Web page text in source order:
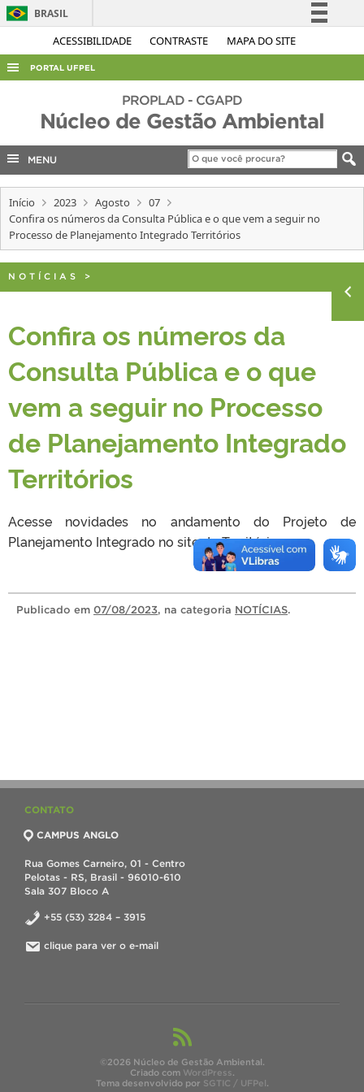
ACESSIBILIDADE CONTRASTE MAPA DO SITE
BRASIL
Simplifique!
Acesso à informação
Canais
PORTAL UFPEL
ACESSO À INFORMAÇÃO
AUDITORIA
EDITAIS
INTERNACIONAL
OUVIDORIA
PROPLAD - CGAPD
Núcleo de Gestão Ambiental
MENU
Início 2023 Agosto
07
Confira os números da Consulta Pública e o que vem a seguir no
Processo de Planejamento Integrado Territórios
NOTÍCIAS >
Confira os números da
Consulta Pública e o que
vem a seguir no Processo
de Planejamento Integrado
Territórios
Acesse novidades no andamento do Projeto de
Planejamento Integrado no site doTerritórios.
Publicado em 07/08/2023, na categoria NOTÍCIAS.
CONTATO
CAMPUS ANGLO
Rua Gomes Carneiro, 01 - Centro
Pelotas - RS, Brasil - 96010-610
Sala 307 Bloco A
+55 (53) 3284 – 3915
clique para ver o e-mail
©2026 Núcleo de Gestão Ambiental.
Criado com WordPress.
Tema desenvolvido por SGTIC / UFPel.